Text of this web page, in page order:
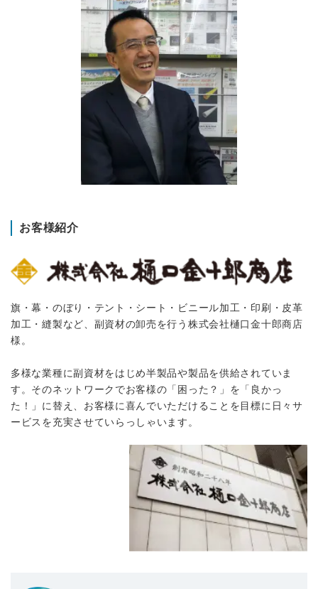
お客様紹介
旗・幕・のぼり・テント・シート・ビニール加工・印刷・皮革
加工・縫製など、副資材の卸売を行う株式会社樋口金十郎商店
様。
多様な業種に副資材をはじめ半製品や製品を供給されていま
す。そのネットワークでお客様の「困った？」を「良かっ
た！」に替え、お客様に喜んでいただけることを目標に日々サ
ービスを充実させていらっしゃいます。